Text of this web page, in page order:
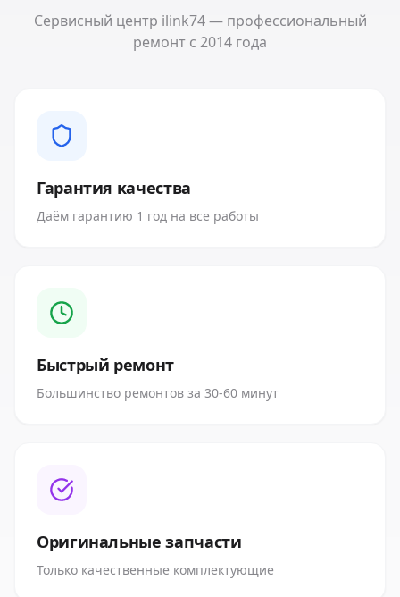
Сервисный центр ilink74 — профессиональный
ремонт с 2014 года
Гарантия качества
Даём гарантию 1 год на все работы
Быстрый ремонт
Большинство ремонтов за 30-60 минут
Оригинальные запчасти
Только качественные комплектующие